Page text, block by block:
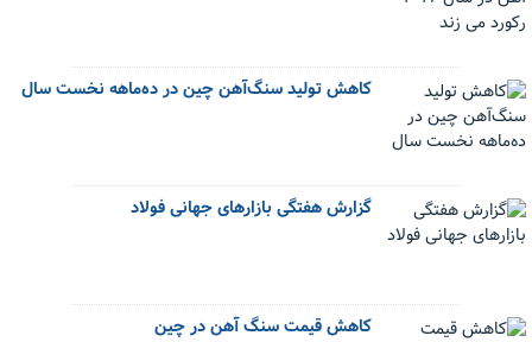
کاهش تولید سنگ‌آهن چین در ده‌ماهه نخست سال
گزارش هفتگی بازارهای جهانی فولاد
کاهش قیمت سنگ آهن در چین